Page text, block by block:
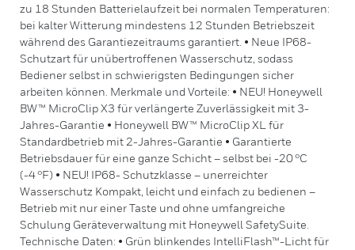
zu 18 Stunden Batterielaufzeit bei normalen Temperaturen:
bei kalter Witterung mindestens 12 Stunden Betriebszeit
während des Garantiezeitraums garantiert. • Neue IP68-
Schutzart für unübertroffenen Wasserschutz, sodass
Bediener selbst in schwierigsten Bedingungen sicher
arbeiten können. Merkmale und Vorteile: • NEU! Honeywell
BW™ MicroClip X3 für verlängerte Zuverlässigkeit mit 3-
Jahres-Garantie • Honeywell BW™ MicroClip XL für
Standardbetrieb mit 2-Jahres-Garantie • Garantierte
Betriebsdauer für eine ganze Schicht – selbst bei -20 °C
(-4 °F) • NEU! IP68- Schutzklasse – unerreichter
Wasserschutz Kompakt, leicht und einfach zu bedienen –
Betrieb mit nur einer Taste und ohne umfangreiche
Schulung Geräteverwaltung mit Honeywell SafetySuite.
Technische Daten: • Grün blinkendes IntelliFlash™-Licht für